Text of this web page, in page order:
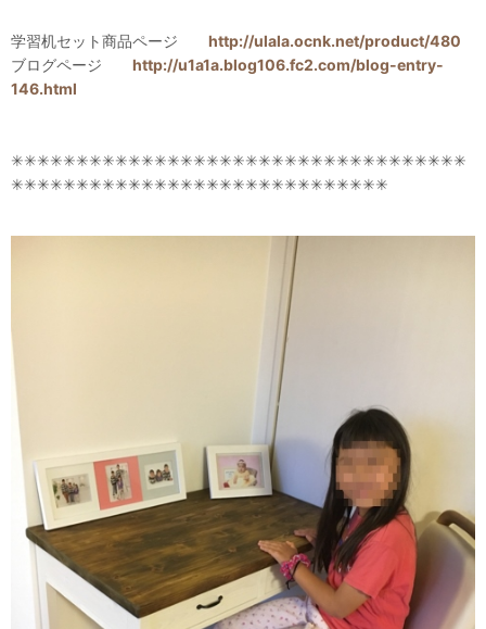
学習机セット商品ページ http://ulala.ocnk.net/product/480
ブログページ http://u1a1a.blog106.fc2.com/blog-entry-
146.html
✳✳✳✳✳✳✳✳✳✳✳✳✳✳✳✳✳✳✳✳✳✳✳✳✳✳✳✳✳✳✳✳✳✳✳
✳✳✳✳✳✳✳✳✳✳✳✳✳✳✳✳✳✳✳✳✳✳✳✳✳✳✳✳✳